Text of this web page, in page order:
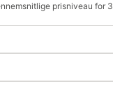
prisniveau for